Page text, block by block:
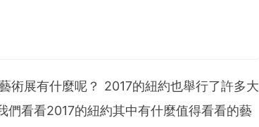
術展有什麼呢？ 2017的紐約也舉行了許多大
們看看2017的紐約其中有什麼值得看看的藝